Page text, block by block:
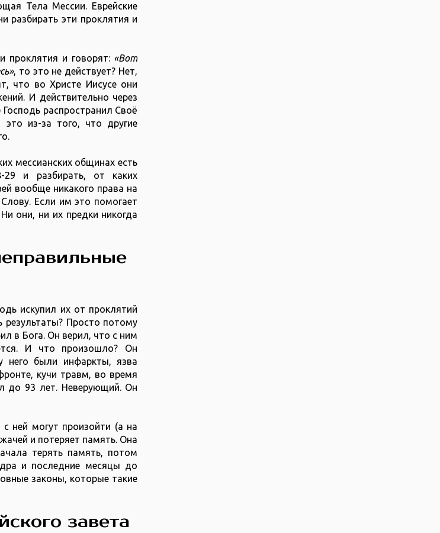
Тела Мессии. Еврейские
разбирать эти проклятия и
проклятия и говорят: «Вот
, то это не действует? Нет,
что во Христе Иисусе они
И действительно через
распространил Своё
из-за того, что другие
мессианских общинах есть
29 и разбирать, от каких
вообще никакого права на
Если им это помогает
они, ни их предки никогда
искупил их от проклятий
Просто потому
в Бога. Он верил, что с ним
И что произошло? Он
него были инфаркты, язва
кучи травм, во время
до 93 лет. Неверующий. Он
ней могут произойти (а на
и потеряет память. Она
терять память, потом
и последние месяцы до
законы, которые такие
завета